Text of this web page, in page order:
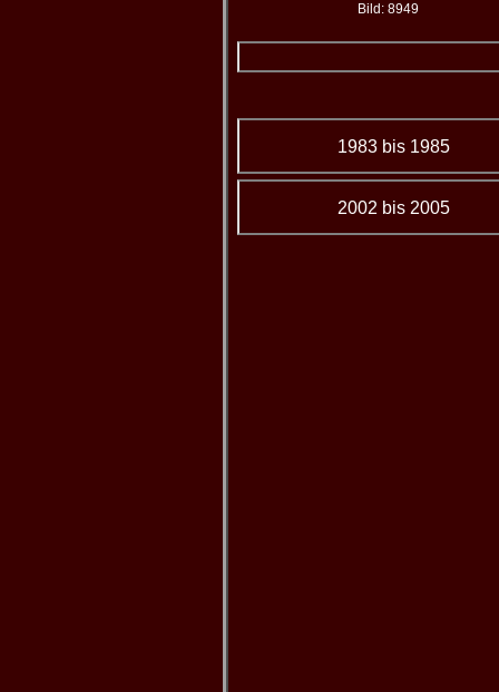
Bild: 8949
1983 bis 1985
2002 bis 2005